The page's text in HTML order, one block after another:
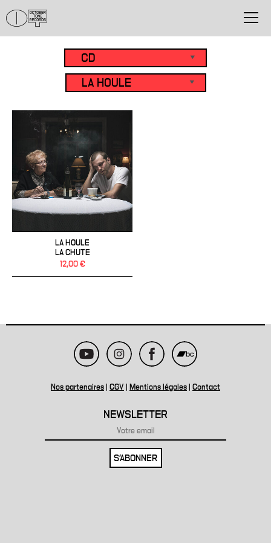
LA HOULE
LA CHUTE
12,00 €
Nos partenaires CGV Mentions légales Contact
NEWSLETTER
S'ABONNER